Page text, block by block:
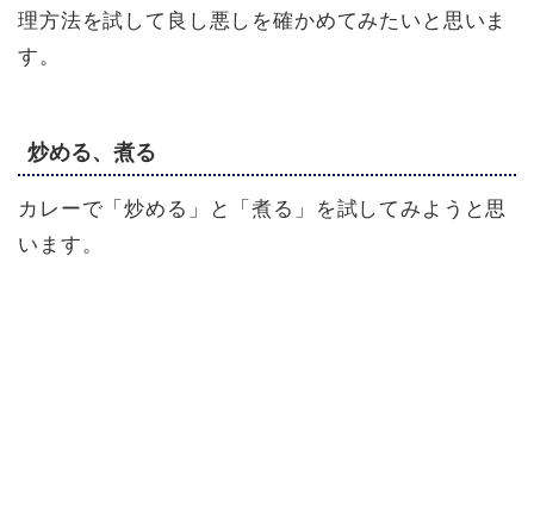
理方法を試して良し悪しを確かめてみたいと思いま
す。
炒める、煮る
カレーで「炒める」と「煮る」を試してみようと思
います。